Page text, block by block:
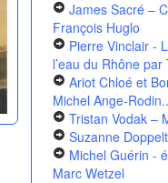
James Sacré –
François Huglo
Pierre Vinclair -
l’eau du Rhônepar
Ariot Chloé et
Michel Ange-
Tristan Vodak –
Suzanne
Michel Guérin -
Marc Wetzel